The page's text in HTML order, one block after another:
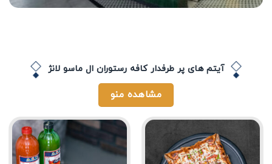
آیتم های پر طرفدار کافه رستوران ال ماسو لانژ
مشاهده منو